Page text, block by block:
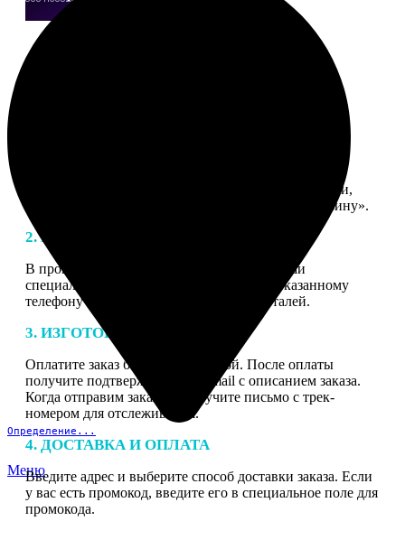
Определение...
Меню
Нажмите «Сделать заказ», выберите тип продукции,
загрузите фотографии, нажмите «Добавить в корзину».
2. МАКЕТ
В процессе подготовки заказа к печати наши
специалисты могут связаться с Вами по указанному
телефону или email для согласования деталей.
3. ИЗГОТОВЛЕНИЕ
Оплатите заказ банковской картой. После оплаты
получите подтверждение на email с описанием заказа.
Когда отправим заказ вы получите письмо с трек-
номером для отслеживания.
4. ДОСТАВКА И ОПЛАТА
Введите адрес и выберите способ доставки заказа. Если
у вас есть промокод, введите его в специальное поле для
промокода.